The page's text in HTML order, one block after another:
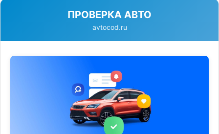
ПРОВЕРКА АВТО
avtocod.ru